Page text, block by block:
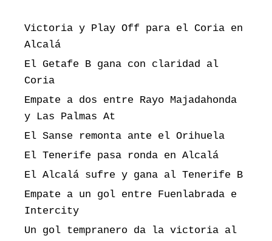
Victoria y Play Off para el Coria en
Alcalá
El Getafe B gana con claridad al
Coria
Empate a dos entre Rayo Majadahonda
y Las Palmas At
El Sanse remonta ante el Orihuela
El Tenerife pasa ronda en Alcalá
El Alcalá sufre y gana al Tenerife B
Empate a un gol entre Fuenlabrada e
Intercity
Un gol tempranero da la victoria al